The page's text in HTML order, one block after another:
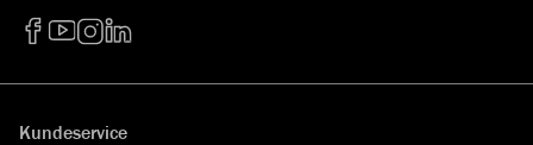
Kundeservice